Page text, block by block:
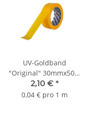
UV-Goldband
"Original" 30mmx50m
bis 3 Monate Sorte
K055
2,10 € *
0,04 € pro 1 m